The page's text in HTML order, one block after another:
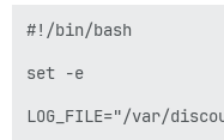
#!/bin/bash
set -e
LOG_FILE="/var/